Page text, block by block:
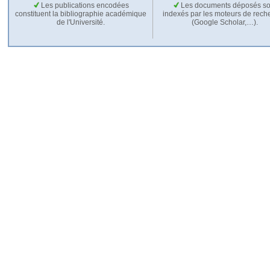
Les publications encodées
constituent la bibliographie académique
de l'Université.
Les documents déposés
indexés par les moteurs de
(Google Scholar,…).